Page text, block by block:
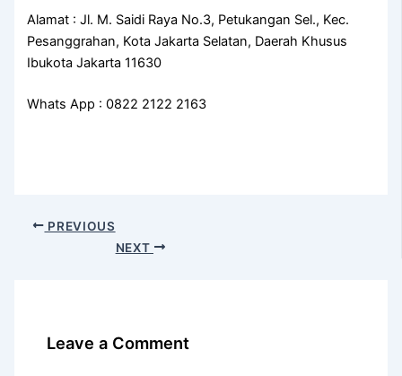
Alamat : Jl. M. Saidi Raya No.3, Petukangan Sel., Kec.
Pesanggrahan, Kota Jakarta Selatan, Daerah Khusus
Ibukota Jakarta 11630
Whats App : 0822 2122 2163
PREVIOUS
NEXT
Leave a Comment